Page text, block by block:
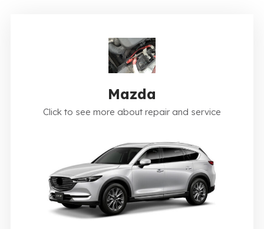
Mazda
Click to see more about repair and service